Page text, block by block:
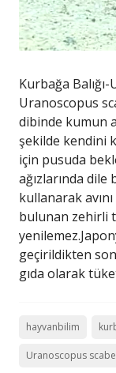
Kurbağa
Uranoscopus
dibinde kumun
şekilde kendini
için pusuda
ağızlarında
kullanarak
bulunan zehirli
geçirildikten
gıda olarak
hayvanbilim
Uranoscopus